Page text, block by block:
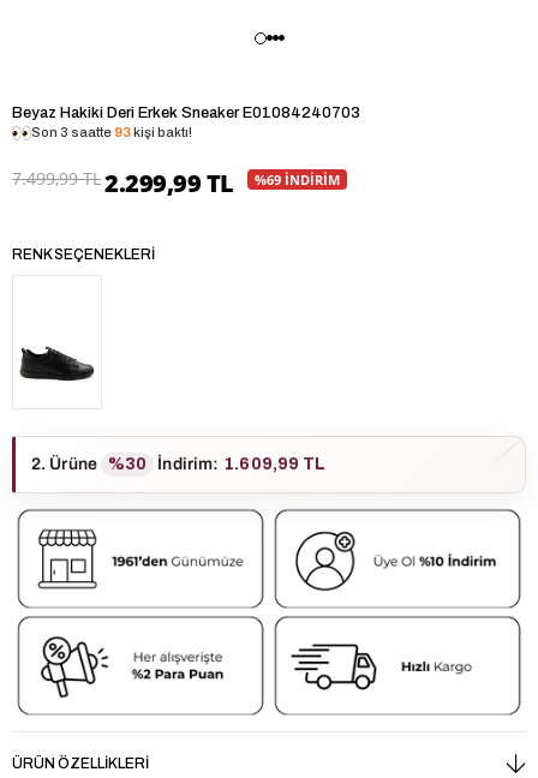
Beyaz Hakiki Deri Erkek Sneaker E01084240703
Son 3 saatte 93kişi baktı!
7.499,99 TL2.299,99 TL %69 İNDİRİM
RENK SEÇENEKLERI
2. Ürüne %30 İndirim: 1.609,99 TL
ÜRÜN ÖZELLIKLERI